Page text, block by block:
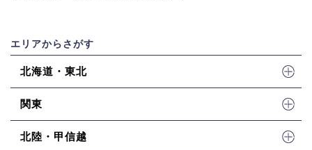
エリアからさがす
北海道・東北
関東
北陸・甲信越